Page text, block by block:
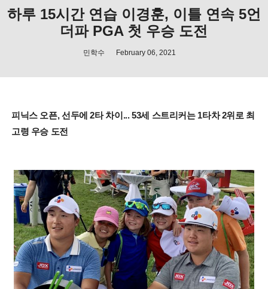
하루 15시간 연습 이경훈, 이틀 연속 5언
더파 PGA 첫 우승 도전
민학수 February 06, 2021
피닉스 오픈, 선두에 2타 차이... 53세 스트리커는 1타차 2위로 최
고령 우승 도전